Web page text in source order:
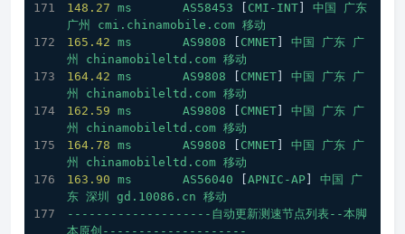
148.27 ms AS58453 CMI-INT 中国
广东
广州
cmi.chinamobile.com 移动
165.42 ms AS9808 CMNET 中国 广东 广
州
chinamobileltd.com 移动
164.42 ms AS9808 CMNET 中国 广东 广
州
chinamobileltd.com 移动
162.59 ms AS9808 CMNET 中国 广东 广
州
chinamobileltd.com 移动
164.78 ms AS9808 CMNET 中国 广东 广
州
chinamobileltd.com 移动
163.90 ms AS56040 APNIC-AP 中国
广
东 深圳 gd.10086.cn 移动
--------------------自动更新测速节点列表--本脚
本原创--------------------